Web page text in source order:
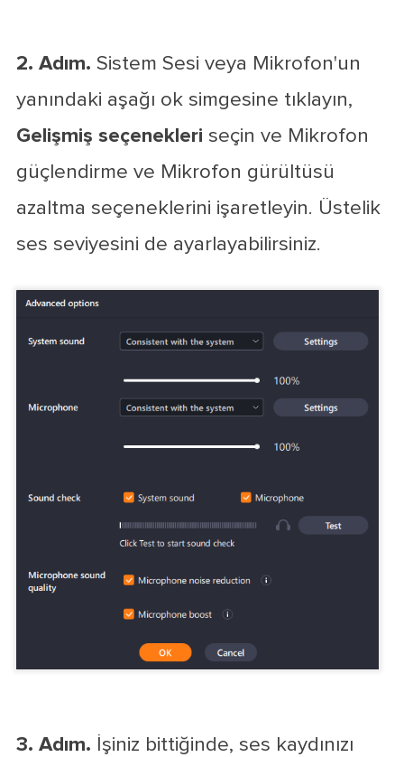
2. Adım. Sistem Sesi veya Mikrofon'un
yanındaki aşağı ok simgesine tıklayın,
Gelişmiş seçenekleri seçin ve Mikrofon
güçlendirme ve Mikrofon gürültüsü
azaltma seçeneklerini işaretleyin. Üstelik
ses seviyesini de ayarlayabilirsiniz.
3. Adım. İşiniz bittiğinde, ses kaydınızı